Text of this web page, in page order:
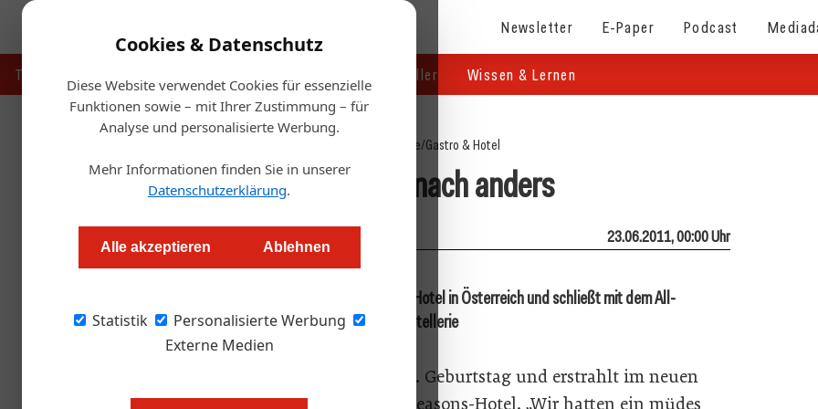
Cookies & Datenschutz
Diese Website verwendet Cookies für essenzielle
Funktionen sowie – mit Ihrer Zustimmung – für
Analyse und personalisierte Werbung.
Mehr Informationen finden Sie in unserer
Datenschutzerklärung.
Alle akzeptieren Ablehnen
Statistik
Personalisierte Werbung
Externe Medien
Newsletter E-Paper Podcast
Touristik Handel & Hersteller Wissen & Lernen
Startseite/Gastro & Hotel
Aus Alt mach anders
Redaktion.OEGZ 23.06.2011, 00:00 Uhr
Accor eröffnete in Linz sein erstes all-seasons-Hotel in Österreich und schließt mit dem All-
inclusive-Konzept die Lücke in der Economy-Hotellerie
Das Novotel in Linz feiert seinen 20. Geburtstag und erstrahlt im neuen
Look als erstes österreichisches all-seasons-Hotel. „Wir hatten ein müdes